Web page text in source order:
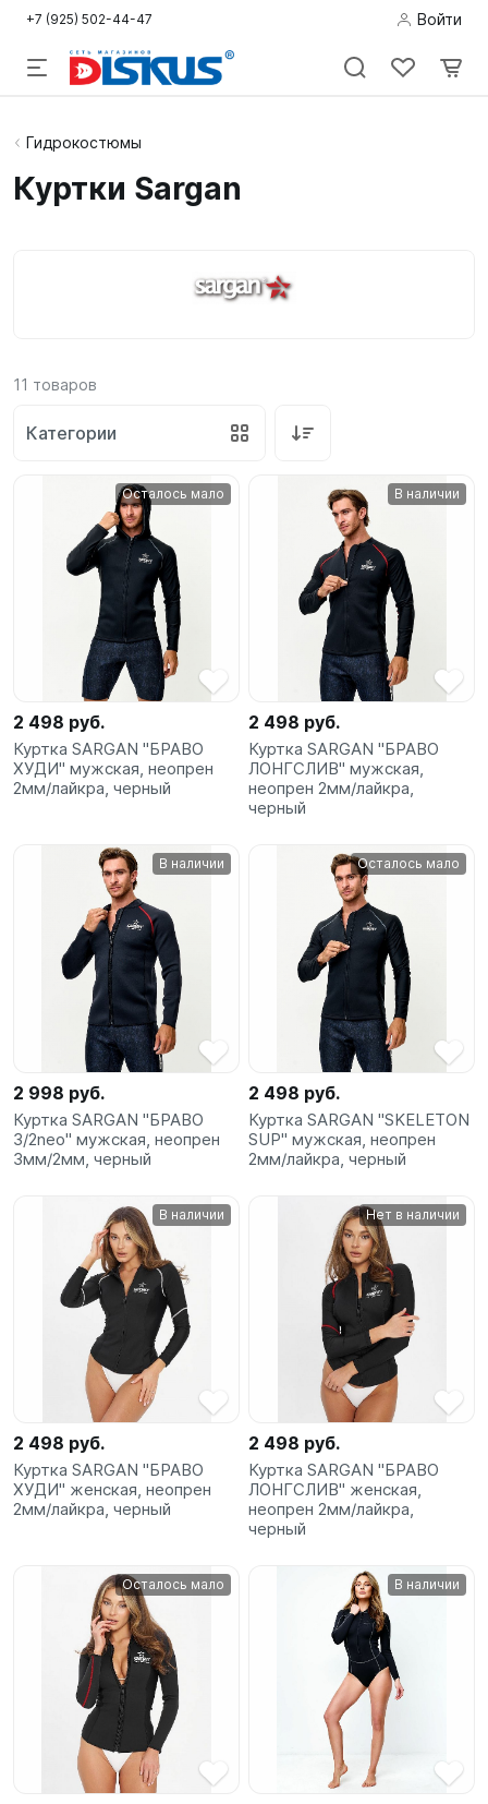
+7 (925) 502-44-47 Войти
Подводная
сёрфинг
Подарочные
Карты
Акции
Гидрокостюмы
Куртки Sargan
11 товаров
Категории
Осталось мало
2 498 руб.
Куртка SARGAN "БРАВО
ХУДИ" мужская, неопрен
2мм/лайкра, черный
В наличии
2 498 руб.
Куртка SARGAN "БРАВО
ЛОНГСЛИВ" мужская,
неопрен 2мм/лайкра,
черный
В наличии
2 998 руб.
Куртка SARGAN "БРАВО
3/2neo" мужская, неопрен
3мм/2мм, черный
Осталось мало
2 498 руб.
Куртка SARGAN "SKELETON
SUP" мужская, неопрен
2мм/лайкра, черный
В наличии
2 498 руб.
Куртка SARGAN "БРАВО
ХУДИ" женская, неопрен
2мм/лайкра, черный
Нет в наличии
2 498 руб.
Куртка SARGAN "БРАВО
ЛОНГСЛИВ" женская,
неопрен 2мм/лайкра,
черный
Осталось мало В наличии